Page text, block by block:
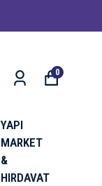
YAPI
MARKET
&
HIRDAVAT
0